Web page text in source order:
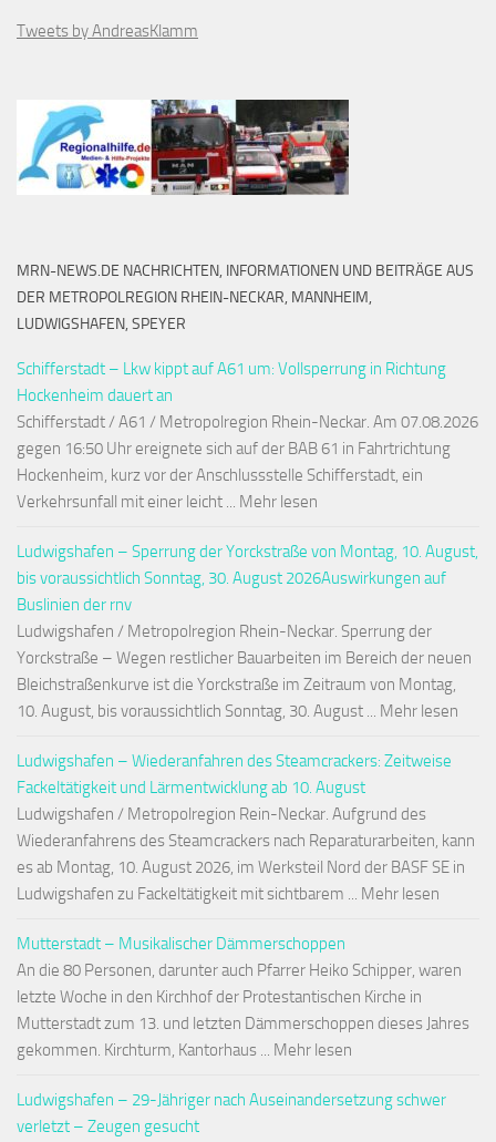
Tweets by AndreasKlamm
MRN-NEWS.DE NACHRICHTEN, INFORMATIONEN UND BEITRÄGE AUS
DER METROPOLREGION RHEIN-NECKAR, MANNHEIM,
LUDWIGSHAFEN, SPEYER
Schifferstadt – Lkw kippt auf A61 um: Vollsperrung in Richtung
Hockenheim dauert an
Schifferstadt / A61 / Metropolregion Rhein-Neckar. Am 07.08.2026
gegen 16:50 Uhr ereignete sich auf der BAB 61 in Fahrtrichtung
Hockenheim, kurz vor der Anschlussstelle Schifferstadt, ein
Verkehrsunfall mit einer leicht ... Mehr lesen
Ludwigshafen – Sperrung der Yorckstraße von Montag, 10. August,
bis voraussichtlich Sonntag, 30. August 2026Auswirkungen auf
Buslinien der rnv
Ludwigshafen / Metropolregion Rhein-Neckar. Sperrung der
Yorckstraße – Wegen restlicher Bauarbeiten im Bereich der neuen
Bleichstraßenkurve ist die Yorckstraße im Zeitraum von Montag,
10. August, bis voraussichtlich Sonntag, 30. August ... Mehr lesen
Ludwigshafen – Wiederanfahren des Steamcrackers: Zeitweise
Fackeltätigkeit und Lärmentwicklung ab 10. August
Ludwigshafen / Metropolregion Rein-Neckar. Aufgrund des
Wiederanfahrens des Steamcrackers nach Reparaturarbeiten, kann
es ab Montag, 10. August 2026, im Werksteil Nord der BASF SE in
Ludwigshafen zu Fackeltätigkeit mit sichtbarem ... Mehr lesen
Mutterstadt – Musikalischer Dämmerschoppen
An die 80 Personen, darunter auch Pfarrer Heiko Schipper, waren
letzte Woche in den Kirchhof der Protestantischen Kirche in
Mutterstadt zum 13. und letzten Dämmerschoppen dieses Jahres
gekommen. Kirchturm, Kantorhaus ... Mehr lesen
Ludwigshafen – 29-Jähriger nach Auseinandersetzung schwer
verletzt – Zeugen gesucht